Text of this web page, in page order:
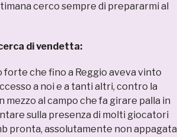
cerco sempre di prepararmi al
di vendetta:
forte che fino a Reggio aveva vinto
a noi e a tanti altri, contro la
mezzo al campo che fa girare palla in
sulla presenza di molti giocatori
pronta, assolutamente non appagata